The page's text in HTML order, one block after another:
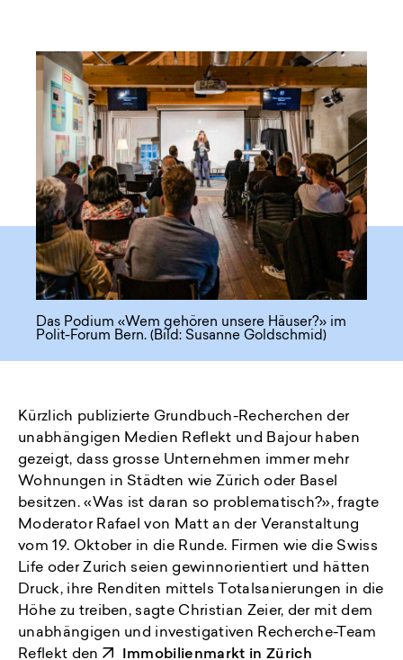
Das Podium «Wem gehören unsere Häuser?» im
Polit-Forum Bern. (Bild: Susanne Goldschmid)
Kürzlich publizierte Grundbuch-Recherchen der
unabhängigen Medien Reflekt und Bajour haben
gezeigt, dass grosse Unternehmen immer mehr
Wohnungen in Städten wie Zürich oder Basel
besitzen. «Was ist daran so problematisch?», fragte
Moderator Rafael von Matt an der Veranstaltung
vom 19. Oktober in die Runde. Firmen wie die Swiss
Life oder Zurich seien gewinnorientiert und hätten
Druck, ihre Renditen mittels Totalsanierungen in die
Höhe zu treiben, sagte Christian Zeier, der mit dem
unabhängigen und investigativen Recherche-Team
Reflekt den
Immobilienmarkt in Zürich